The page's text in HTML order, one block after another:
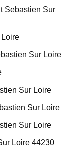
Sebastien Sur
Loire
Sur Loire
Sur Loire
Sur Loire
Sur Loire
Loire 44230